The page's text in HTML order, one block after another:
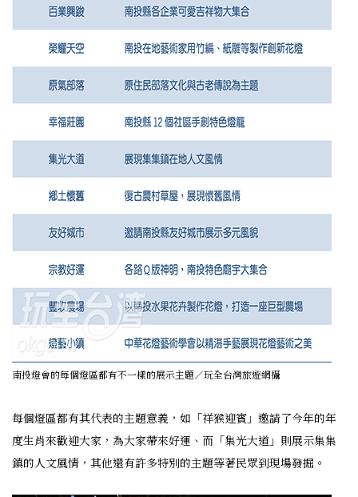
南投燈會的每個燈區都有不一樣的展示主題／玩全台灣旅遊網攝
每個燈區都有其代表的主題意義，如「祥猴迎賓」邀請了今年的年
度生肖來歡迎大家，為大家帶來好運、而「集光大道」則展示集集
鎮的人文風情，其他還有許多特別的主題等著民眾到現場發掘。